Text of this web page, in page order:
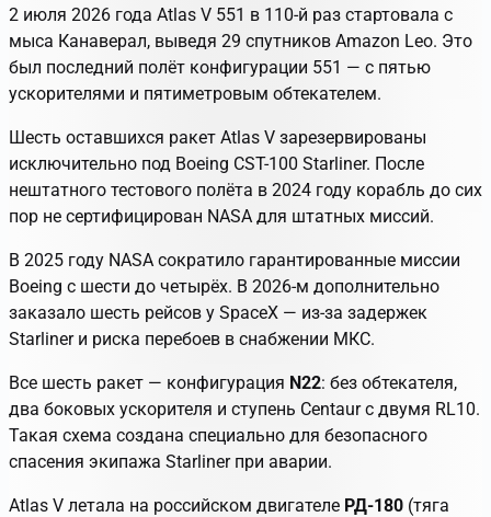
2 июля 2026 года Atlas V 551 в 110-й раз стартовала с
мыса Канаверал, выведя 29 спутников Amazon Leo. Это
был последний полёт конфигурации 551 — с пятью
ускорителями и пятиметровым обтекателем.
Шесть оставшихся ракет Atlas V зарезервированы
исключительно под Boeing CST-100 Starliner. После
нештатного тестового полёта в 2024 году корабль до сих
пор не сертифицирован NASA для штатных миссий.
В 2025 году NASA сократило гарантированные миссии
Boeing с шести до четырёх. В 2026-м дополнительно
заказало шесть рейсов у SpaceX — из-за задержек
Starliner и риска перебоев в снабжении МКС.
Все шесть ракет — конфигурация N22: без обтекателя,
два боковых ускорителя и ступень Centaur с двумя RL10.
Такая схема создана специально для безопасного
спасения экипажа Starliner при аварии.
Atlas V летала на российском двигателе РД-180 (тяга